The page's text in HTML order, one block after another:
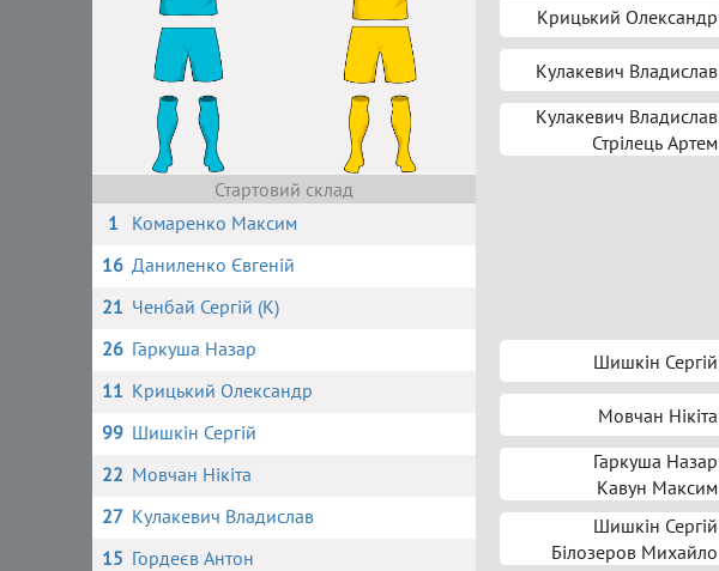
Стартовий склад
1
Комаренко Максим
16 Даниленко Євгеній
21 Ченбай Сергій (К)
26 Гаркуша Назар
11 Крицький Олександр
99 Шишкін Сергій
22 Мовчан Нікіта
27 Кулакевич Владислав
15 Гордеєв Антон
Крицький Олександр
Кулакевич Владислав
Кулакевич Владислав
Стрілець Артем
Шишкін Сергій
Мовчан Нікіта
Гаркуша Назар
Кавун Максим
Шишкін Сергій
Білозеров Михайло